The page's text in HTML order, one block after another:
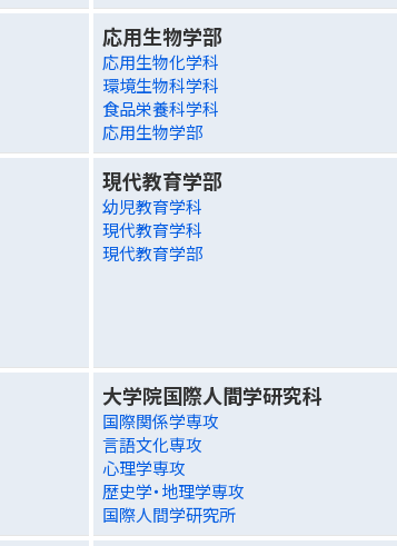
応用生物学部
応用生物化学科
環境生物科学科
食品栄養科学科
応用生物学部
現代教育学部
幼児教育学科
現代教育学科
現代教育学部
大学院国際人間学研究科
国際関係学専攻
言語文化専攻
心理学専攻
歴史学・地理学専攻
国際人間学研究所